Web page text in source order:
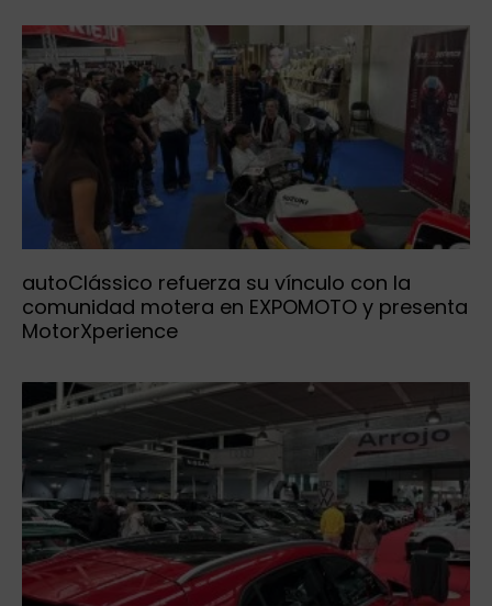
autoClássico refuerza su vínculo con la
comunidad motera en EXPOMOTO y presenta
MotorXperience